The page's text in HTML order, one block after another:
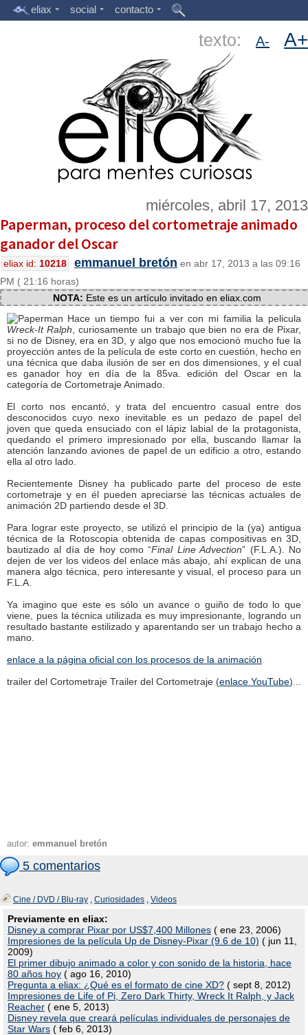
eliax social contacto
texto: A- A+
miércoles, abril 17, 2013
Paperman, proceso del cortometraje animado
ganador del Oscar
eliax id: 10218 emmanuel bretón en abr 17, 2013 a las 09:16
PM ( 21:16 horas)
NOTA: Este es un artículo invitado en eliax.com
Hace un tiempo fui a ver con mi familia la pelicula
Wreck-It Ralph , curiosamente un trabajo que bien no era de Pixar,
si no de Disney, era en 3D, y algo que nos emocionó mucho fue la
proyección antes de la película de este corto en cuestión, hecho en
una técnica que daba ilusión de ser en dos dimensiones, y el cual
es ganador hoy en día de la 85va. edición del Oscar en la
categoría de Cortometraje Animado.
El corto nos encantó, y trata del encuentro casual entre dos
desconocidos cuyo nexo inevitable es un pedazo de papel del
joven que queda ensuciado con el lápiz labial de la protagonista,
quedando el primero impresionado por ella, buscando llamar la
atención lanzando aviones de papel de un edificio a otro, estando
ella al otro lado.
Recientemente Disney ha publicado parte del proceso de este
cortometraje y en él pueden apreciarse las técnicas actuales de
animación 2D partiendo desde el 3D.
Para lograr este proyecto, se utilizó el principio de la (ya) antigua
técnica de la Rotoscopia obtenida de capas compositivas en 3D,
bautizado al día de hoy como “Final Line Advection” (F.L.A.). No
dejen de ver los videos del enlace más abajo, ahí explican de una
manera algo técnica, pero interesante y visual, el proceso para un
F.L.A.
Ya imagino que este es sólo un avance o guiño de todo lo que
viene, pues la técnica utilizada es muy impresionante, logrando un
resultado bastante estilizado y aparentando ser un trabajo hecho a
mano.
enlace a la página oficial con los procesos de la animación
trailer del Cortometraje Trailer del Cortometraje (enlace YouTube)...
autor: emmanuel bretón
5 comentarios
Cine / DVD / Blu-ray , Curiosidades , Videos
Previamente en eliax:
Disney a comprar Pixar por US$7,400 Millones ( ene 23, 2006)
Impresiones de la película Up de Disney-Pixar (9.6 de 10) ( jun 11,
2009)
El primer dibujo animado a color y con sonido de la historia, hace
80 años hoy ( ago 16, 2010)
Pregunta a eliax: ¿Qué es el formato de cine XD? ( sept 8, 2012)
Impresiones de Life of Pi, Zero Dark Thirty, Wreck It Ralph, y Jack
Reacher ( ene 5, 2013)
Disney revela que creará películas individuales de personajes de
Star Wars ( feb 6, 2013)